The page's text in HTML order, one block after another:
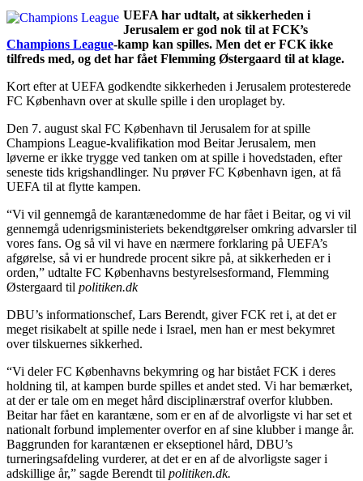
UEFA har udtalt, at sikkerheden i
Jerusalem er god nok til at FCK’s
Champions League-kamp kan spilles. Men det er FCK ikke
tilfreds med, og det har fået Flemming Østergaard til at klage.
Kort efter at UEFA godkendte sikkerheden i Jerusalem protesterede
FC København over at skulle spille i den uroplaget by.
Den 7. august skal FC København til Jerusalem for at spille
Champions League-kvalifikation mod Beitar Jerusalem, men
løverne er ikke trygge ved tanken om at spille i hovedstaden, efter
seneste tids krigshandlinger. Nu prøver FC København igen, at få
UEFA til at flytte kampen.
“Vi vil gennemgå de karantænedomme de har fået i Beitar, og vi vil
gennemgå udenrigsministeriets bekendtgørelser omkring advarsler til
vores fans. Og så vil vi have en nærmere forklaring på UEFA’s
afgørelse, så vi er hundrede procent sikre på, at sikkerheden er i
orden,” udtalte FC Københavns bestyrelsesformand, Flemming
Østergaard til politiken.dk
DBU’s informationschef, Lars Berendt, giver FCK ret i, at det er
meget risikabelt at spille nede i Israel, men han er mest bekymret
over tilskuernes sikkerhed.
“Vi deler FC Københavns bekymring og har bistået FCK i deres
holdning til, at kampen burde spilles et andet sted. Vi har bemærket,
at der er tale om en meget hård disciplinærstraf overfor klubben.
Beitar har fået en karantæne, som er en af de alvorligste vi har set et
nationalt forbund implementer overfor en af sine klubber i mange år.
Baggrunden for karantænen er ekseptionel hård, DBU’s
turneringsafdeling vurderer, at det er en af de alvorligste sager i
adskillige år,” sagde Berendt til politiken.dk.